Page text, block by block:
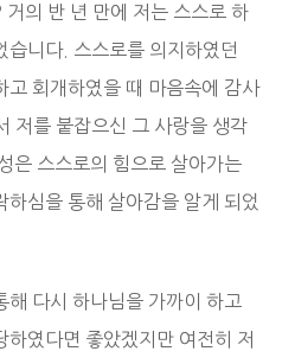
거의 반 년 만에 저는 스스로 하
습니다. 스스로를 의지하였던
고 회개하였을 때 마음속에 감사
저를 붙잡으신 그 사랑을 생각
은 스스로의 힘으로 살아가는
하심을 통해 살아감을 알게 되었
해 다시 하나님을 가까이 하고
하였다면 좋았겠지만 여전히 저